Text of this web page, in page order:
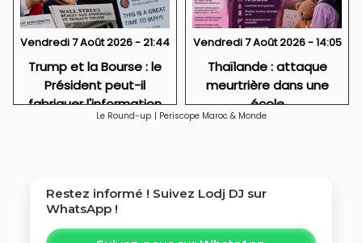
Vendredi 7 Août 2026 - 21:44
Trump et la Bourse : le
Président peut-il
fabriquer l'information
qui fait gagner Wall
Vendredi 7 Août 2026 - 14:05
Thaïlande : attaque
meurtrière dans une
école
Le Round-up | Periscope Maroc & Monde
Restez informé ! Suivez Lodj DJ sur
WhatsApp !